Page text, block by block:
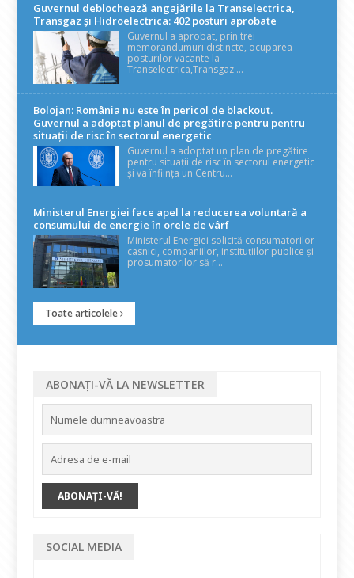
Guvernul deblochează angajările la Transelectrica,
Transgaz și Hidroelectrica: 402 posturi aprobate
Guvernul a aprobat, prin trei
memorandumuri distincte, ocuparea
posturilor vacante la
Transelectrica,Transgaz ...
Bolojan: România nu este în pericol de blackout.
Guvernul a adoptat planul de pregătire pentru pentru
situații de risc în sectorul energetic
Guvernul a adoptat un plan de pregătire
pentru situații de risc în sectorul energetic
și va înființa un Centru...
Ministerul Energiei face apel la reducerea voluntară a
consumului de energie în orele de vârf
Ministerul Energiei solicită consumatorilor
casnici, companiilor, instituțiilor publice și
prosumatorilor să r...
Toate articolele
ABONAȚI-VĂ LA NEWSLETTER
SOCIAL MEDIA